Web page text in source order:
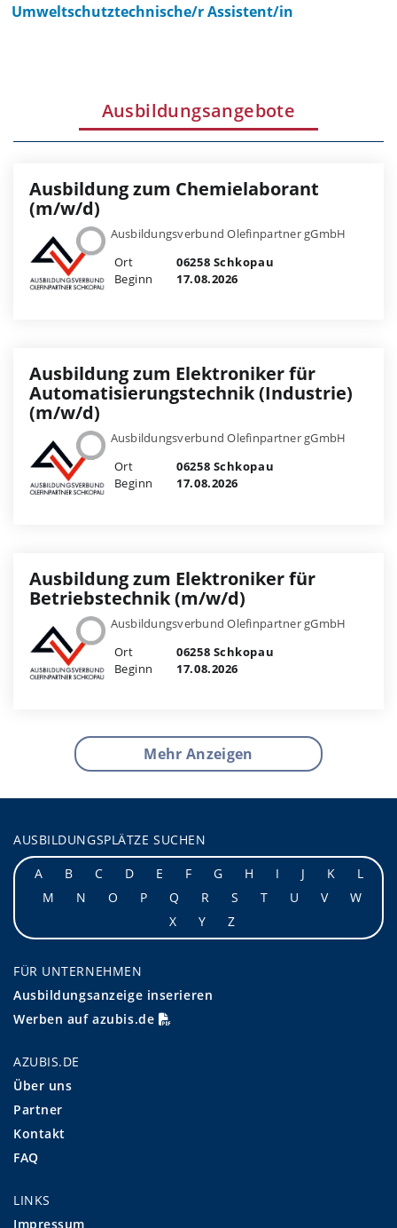
Umweltschutztechnische/r Assistent/in
Ausbildungsangebote
Ausbildung zum Chemielaborant
(m/w/d)
Ausbildungsverbund Olefinpartner gGmbH
Ort
06258 Schkopau
Beginn
17.08.2026
Ausbildung zum Elektroniker für
Automatisierungstechnik (Industrie)
(m/w/d)
Ausbildungsverbund Olefinpartner gGmbH
Ort
06258 Schkopau
Beginn
17.08.2026
Ausbildung zum Elektroniker für
Betriebstechnik (m/w/d)
Ausbildungsverbund Olefinpartner gGmbH
Ort
06258 Schkopau
Beginn
17.08.2026
Mehr Anzeigen
AUSBILDUNGSPLÄTZE SUCHEN
A
B C D E F G H I J K
L
M
N O P Q R S T U V
W
X
Y Z
FÜR UNTERNEHMEN
Ausbildungsanzeige inserieren
Werben auf azubis.de
AZUBIS.DE
Über uns
Partner
Kontakt
FAQ
LINKS
Impressum